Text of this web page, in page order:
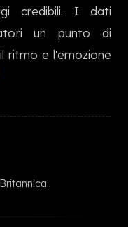
credibili. I dati
un punto di
ritmo e l'emozione